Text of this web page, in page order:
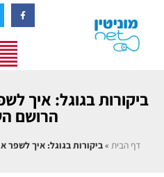
ביקורות בגוגל: איך
הרושם
דף הבית »ביקורות בגוגל: איך לשפר